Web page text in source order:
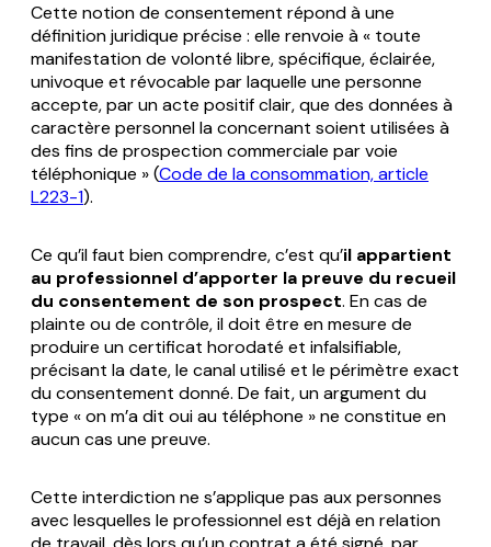
Cette notion de consentement répond à une
définition juridique précise : elle renvoie à « toute
manifestation de volonté libre, spécifique, éclairée,
univoque et révocable par laquelle une personne
accepte, par un acte positif clair, que des données à
caractère personnel la concernant soient utilisées à
des fins de prospection commerciale par voie
téléphonique » (Code de la consommation, article
L223-1).
Ce qu’il faut bien comprendre, c’est qu’il appartient
au professionnel d’apporter la preuve du recueil
du consentement de son prospect. En cas de
plainte ou de contrôle, il doit être en mesure de
produire un certificat horodaté et infalsifiable,
précisant la date, le canal utilisé et le périmètre exact
du consentement donné. De fait, un argument du
type « on m’a dit oui au téléphone » ne constitue en
aucun cas une preuve.
Cette interdiction ne s’applique pas aux personnes
avec lesquelles le professionnel est déjà en relation